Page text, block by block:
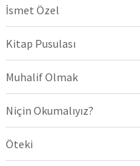
İsmet Özel
Kitap Pusulası
Muhalif Olmak
Niçin Okumalıyız?
Öteki